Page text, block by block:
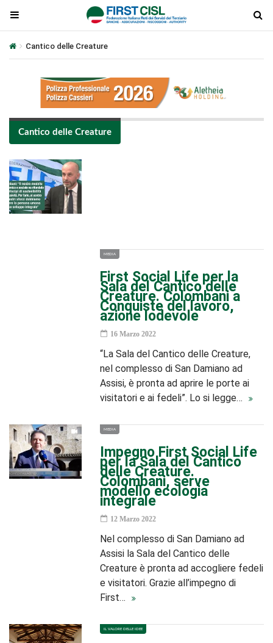
Cantico delle Creature
Cantico delle Creature
MEDIA
First Social Life per la
Sala del Cantico delle
Creature. Colombani a
Conquiste del lavoro,
azione lodevole
16 Marzo 2022
“La Sala del Cantico delle Creature,
nel complesso di San Damiano ad
Assisi, è pronta ad aprire le porte ai
visitatori e ai fedeli”. Lo si legge…
MEDIA
Impegno First Social Life
per la Sala del Cantico
delle Creature.
Colombani, serve
modello ecologia
integrale
12 Marzo 2022
Nel complesso di San Damiano ad
Assisi la Sala del Cantico delle
Creature è pronta ad accogliere fedeli
e visitatori. Grazie all’impegno di
First…
IL VALORE DELLE IDEE